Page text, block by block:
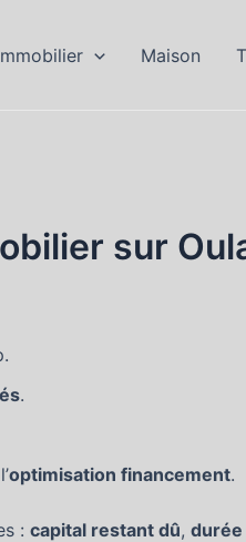
Maison
sur
.
optimisation financement.
: capital restant dû,